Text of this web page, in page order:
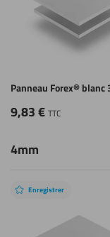
Panneau Forex® blanc
9,83€ TTC
4mm
Enregistrer